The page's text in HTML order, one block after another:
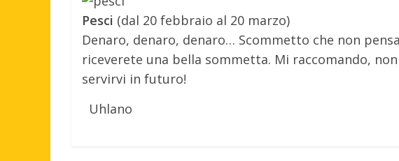
Pesci (dal 20 febbraio al 20 marzo)
Denaro, denaro, denaro… Scommetto che non
riceverete una bella sommetta. Mi raccomando,
servirvi in futuro!
Uhlano